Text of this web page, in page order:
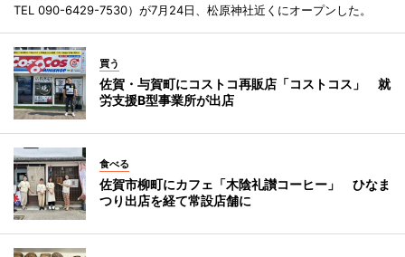
TEL 090-6429-7530）が7月24日、松原神社近くにオープンした。
買う
佐賀・与賀町にコストコ再販店「コストコス」 就
労支援B型事業所が出店
食べる
佐賀市柳町にカフェ「木陰礼讃コーヒー」 ひなま
つり出店を経て常設店舗に